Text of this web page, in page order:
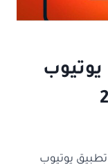
يوتيوب
تطبيق يوتيوب